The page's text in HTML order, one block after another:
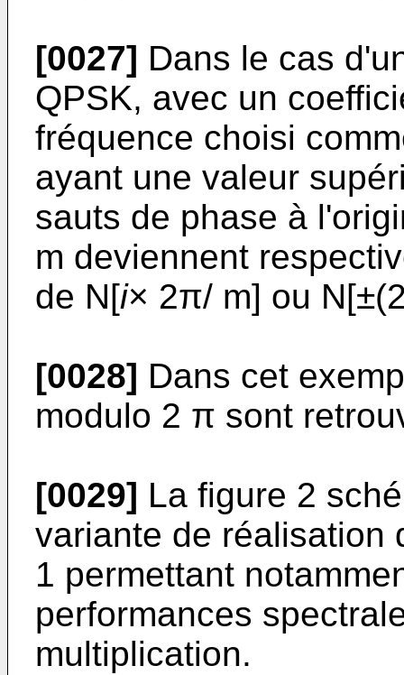
[0027] Dans le cas
QPSK, avec un
fréquence choisi
ayant une valeur
sauts de phase à
m deviennent
de N[i× 2π/ m] ou
[0028] Dans cet
modulo 2 π sont
[0029] La figure 2
variante de réalisation
1 permettant
performances
multiplication.